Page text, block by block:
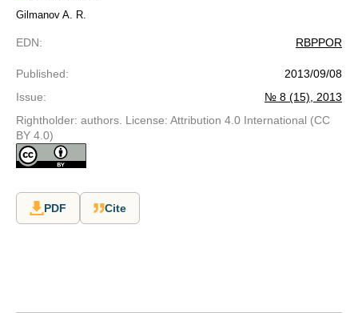
Gilmanov A. R.
EDN: RBPPOR
Published:
2013/09/08
Issue:
№ 8 (15), 2013
Rightholder: authors. License: Attribution 4.0 International (CC
BY 4.0)
PDF Cite